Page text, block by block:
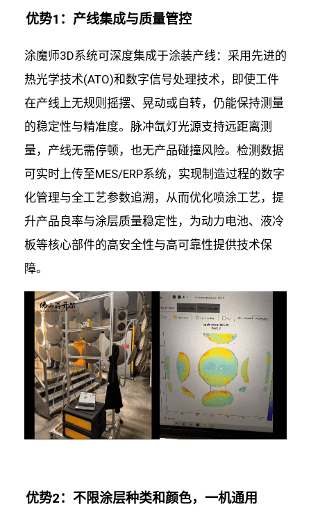
优势1：产线集成与质量管控
涂魔师3D系统可深度集成于涂装产线：采用先进的
热光学技术(ATO)和数字信号处理技术，即使工件
在产线上无规则摇摆、晃动或自转，仍能保持测量
的稳定性与精准度。脉冲氙灯光源支持远距离测
量，产线无需停顿，也无产品碰撞风险。检测数据
可实时上传至MES/ERP系统，实现制造过程的数字
化管理与全工艺参数追溯，从而优化喷涂工艺，提
升产品良率与涂层质量稳定性，为动力电池、液冷
板等核心部件的高安全性与高可靠性提供技术保
障。
优势2：不限涂层种类和颜色，一机通用